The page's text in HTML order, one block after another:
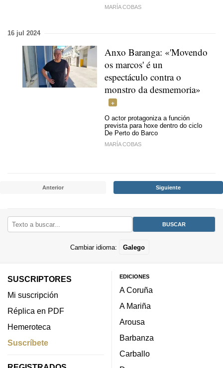
MARÍA COBAS
16 jul 2024
Anxo Baranga: «'Movendo
os marcos' é un
espectáculo contra o
monstro da desmemoria»
O actor protagoniza a función
prevista para hoxe dentro do ciclo
De Perto do Barco
MARÍA COBAS
Anterior Siguiente
Cambiar idioma: Galego
SUSCRIPTORES
Mi suscripción
Réplica en PDF
Hemeroteca
Suscríbete
EDICIONES
A Coruña
A Mariña
Arousa
Barbanza
Carballo